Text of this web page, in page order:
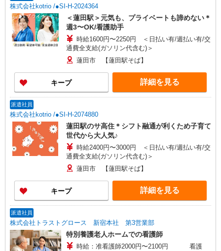
株式会社kotrio /●SI-H-2024364
＜蓮田駅＞元気も、プライベートも諦めない＊
週3〜OK/看護助手
時給1600円〜2250円 ＜日払い有/週払い有/交
通費全支給(ガソリン代含む)＞
蓮田市 【蓮田駅そば】
キープ 詳細を見る
派遣社員
株式会社kotrio /●SI-H-2074880
蓮田駅のサ高住＊シフト融通が利くため子育て
世代から大人気♪
時給2400円〜3000円 ＜日払い有/週払い有/交
通費全支給(ガソリン代含む)＞
蓮田市 【蓮田駅そば】
キープ 詳細を見る
派遣社員
株式会社トラストグロース 新宿本社 第3営業部
特別養護老人ホームでの看護師
時給：准看護師2000円〜2100円 看護